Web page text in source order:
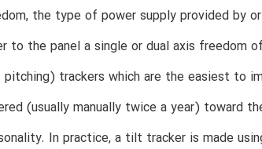
the type of power supply provided by
to the panel a single or dual axis freedom
trackers which are the easiest to
(usually manually twice a year) toward
In practice, a tilt tracker is made